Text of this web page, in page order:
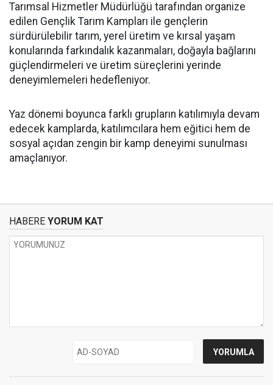
Tarımsal Hizmetler Müdürlüğü tarafından organize
edilen Gençlik Tarım Kampları ile gençlerin
sürdürülebilir tarım, yerel üretim ve kırsal yaşam
konularında farkındalık kazanmaları, doğayla bağlarını
güçlendirmeleri ve üretim süreçlerini yerinde
deneyimlemeleri hedefleniyor.
Yaz dönemi boyunca farklı grupların katılımıyla devam
edecek kamplarda, katılımcılara hem eğitici hem de
sosyal açıdan zengin bir kamp deneyimi sunulması
amaçlanıyor.
HABERE YORUM KAT